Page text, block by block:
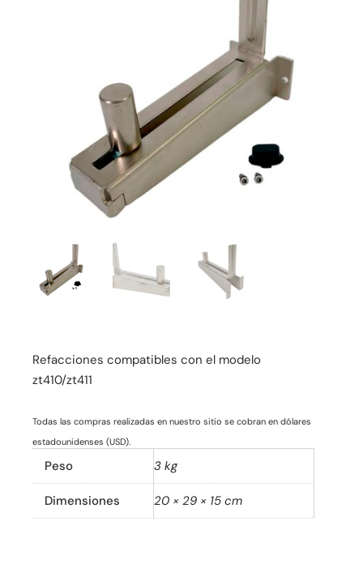
Refacciones compatibles con el modelo
zt410/zt411
Todas las compras realizadas en nuestro sitio se cobran en dólares
estadounidenses (USD).
Peso 3 kg
Dimensiones 20 × 29 × 15 cm